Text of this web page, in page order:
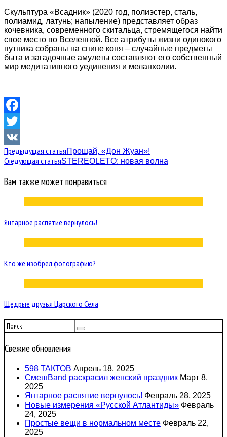
Скульптура «Всадник» (2020 год, полиэстер, сталь,
полиамид, латунь; напыление) представляет образ
кочевника, современного скитальца, стремящегося найти
свое место во Вселенной. Все атрибуты жизни одинокого
путника собраны на спине коня – случайные предметы
быта и загадочные амулеты составляют его собственный
мир медитативного уединения и меланхолии.
Facebook
Twitter
VK
Предыдущая статьяПрощай, «Дон Жуан»!
Следующая статьяSTEREOLETO: новая волна
Вам также может понравиться
Янтарное распятие вернулось!
Кто же изобрел фотографию?
Щедрые друзья Царского Села
Свежие обновления
598 ТАКТОВ Апрель 18, 2025
СмешBand раскрасил женский праздник Март 8,
2025
Янтарное распятие вернулось! Февраль 28, 2025
Новые измерения «Русской Атлантиды» Февраль
24, 2025
Простые вещи в нормальном месте Февраль 22,
2025